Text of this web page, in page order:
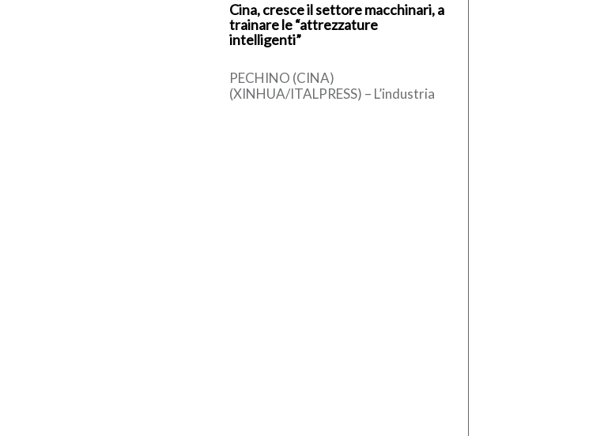
Cina, cresce il settore macchinari, a
trainare le “attrezzature
intelligenti”
PECHINO (CINA)
(XINHUA/ITALPRESS) – L’industria